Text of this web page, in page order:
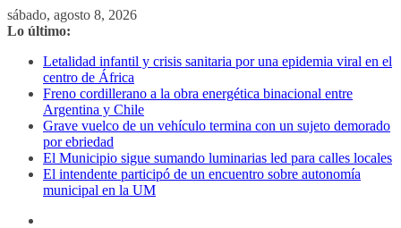
Saltar
al
sábado, agosto 8, 2026
Lo último:
Letalidad infantil y crisis sanitaria por una epidemia viral en el
centro de África
Freno cordillerano a la obra energética binacional entre
Argentina y Chile
Grave vuelco de un vehículo termina con un sujeto demorado
por ebriedad
El Municipio sigue sumando luminarias led para calles locales
El intendente participó de un encuentro sobre autonomía
municipal en la UM